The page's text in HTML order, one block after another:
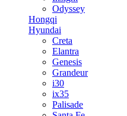
Odyssey
Hongqi
Hyundai
Creta
Elantra
Genesis
Grandeur
i30
ix35
Palisade